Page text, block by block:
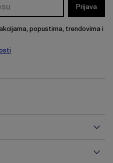
Prijava
popustima, trendovima i